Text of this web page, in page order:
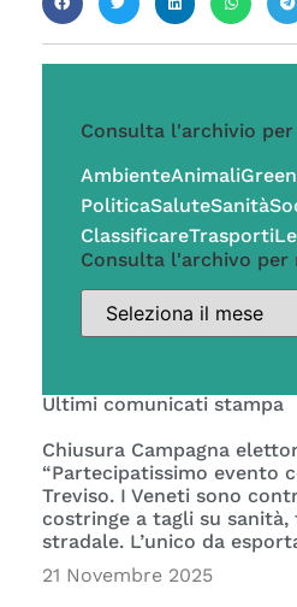
Consulta l'archivio
AmbienteAnimali
PoliticaSaluteSanità
ClassificareTrasporti
Consulta l'archivo per
Ultimi comunicati stampa
Chiusura Campagna
“Partecipatissimo evento
Treviso. I Veneti sono
costringe a tagli su
stradale. L’unico da
21 Novembre 2025